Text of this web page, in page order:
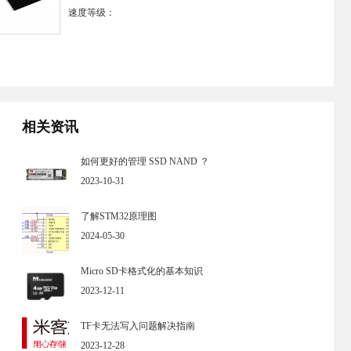
速度等级：
相关资讯
如何更好的管理 SSD NAND ？
2023-10-31
了解STM32原理图
2024-05-30
Micro SD卡格式化的基本知识
2023-12-11
TF卡无法写入问题解决指南
2023-12-28